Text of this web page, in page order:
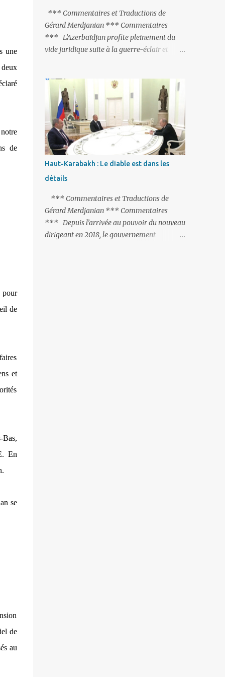
une
de
de
et
Bas,
En
se
de
au
peine de mort est rétablie ; Et des menaces
non voilées envers les Etats-Unis : «Si Gülen
n'est pas extradé, les États-Unis sacrifieront
les relations bilatérales à cause de ce
*** Commentaires et Traductions de
Gérard Merdjanian *** Commentaires
*** L’Azerbaïdjan profite pleinement du
vide juridique suite à la guerre-éclair et
frontière entre l’Arménie et la Turquie
(268km) est essentiellement gardée par des
gardes-frontière russes rattachés à la base
militaire russe 102 de Gumri. On ne sait
jamais si l’envie prenait au zigoto d’en face
d’envoyer ses chars sur Erevan (1). Si les
221km de frontière avec le Nakhitchevan,
pas de problèmes majeurs, il n’en est pas de
même des 566km avec l’Azerbaïdjan. Bakou,
profitant de la faiblesse de l’Arménie et
surtout du fait que ce sont exclusivement des
gardes-frontière arméniens qui surveillent
Haut-Karabakh : Le diable est dans les
détails
*** Commentaires et Traductions de
Gérard Merdjanian *** Commentaires
*** Depuis l’arrivée au pouvoir du nouveau
dirigeant en 2018, le gouvernement